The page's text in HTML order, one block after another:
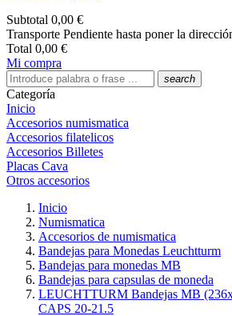
Subtotal 0,00 €
Transporte Pendiente hasta poner la
Total 0,00 €
Mi compra
search
Categoría
Inicio
Accesorios numismatica
Accesorios filatelicos
Accesorios Billetes
Placas Cava
Otros accesorios
Inicio
Numismatica
Accesorios de numismatica
Bandejas para Monedas Leuchtturm
Bandejas para monedas MB
Bandejas para capsulas de moneda
LEUCHTTURM Bandejas MB
CAPS 20-21.5